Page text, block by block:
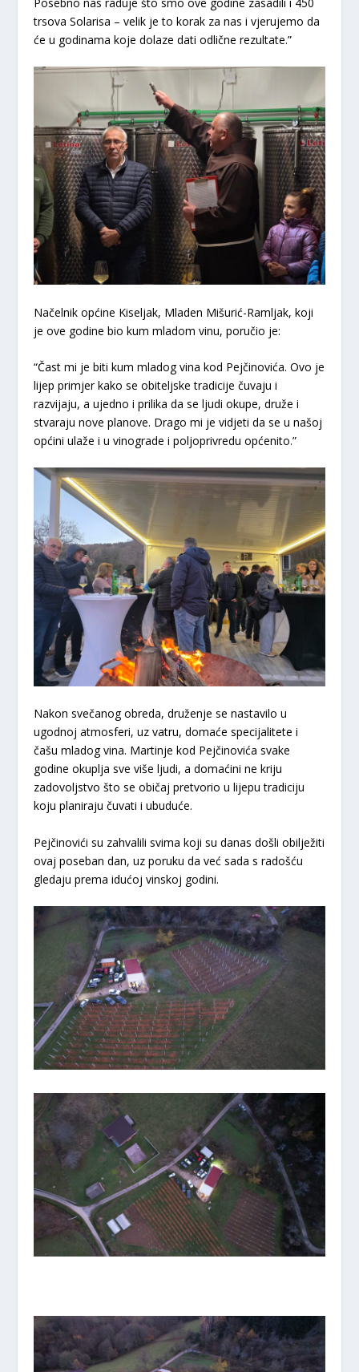
trsova Solarisa – velik je to korak za nas i vjerujemo da
će u godinama koje dolaze dati odlične rezultate.”
Načelnik općine Kiseljak, Mladen Mišurić-Ramljak, koji
je ove godine bio kum mladom vinu, poručio je:
“Čast mi je biti kum mladog vina kod Pejčinovića. Ovo je
lijep primjer kako se obiteljske tradicije čuvaju i
razvijaju, a ujedno i prilika da se ljudi okupe, druže i
stvaraju nove planove. Drago mi je vidjeti da se u našoj
općini ulaže i u vinograde i poljoprivredu općenito.”
Nakon svečanog obreda, druženje se nastavilo u
ugodnoj atmosferi, uz vatru, domaće specijalitete i
čašu mladog vina. Martinje kod Pejčinovića svake
godine okuplja sve više ljudi, a domaćini ne kriju
zadovoljstvo što se običaj pretvorio u lijepu tradiciju
koju planiraju čuvati i ubuduće.
Pejčinovići su zahvalili svima koji su danas došli obilježiti
ovaj poseban dan, uz poruku da već sada s radošću
gledaju prema idućoj vinskoj godini.